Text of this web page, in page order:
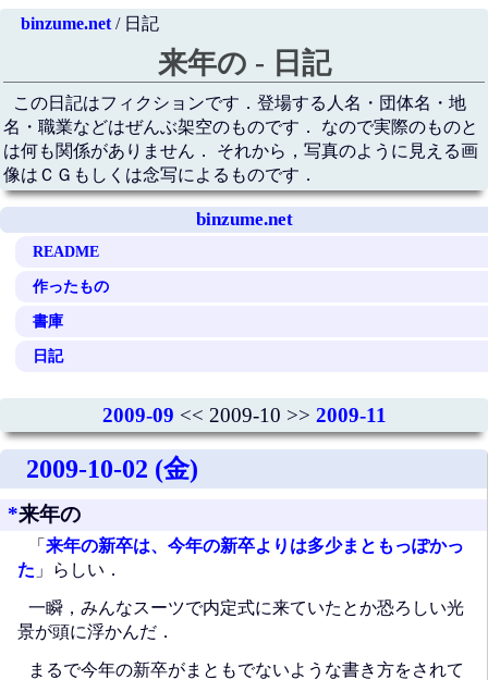
binzume.net/ 日記
来年の - 日記
この日記はフィクションです．登場する人名・団体名・地
名・職業などはぜんぶ架空のものです． なので実際のものと
は何も関係がありません． それから，写真のように見える画
像はＣＧもしくは念写によるものです．
binzume.net
README
作ったもの
書庫
日記
2009-09 << 2009-10 >> 2009-11
2009-10-02 (金)
*来年の
「 来年の新卒は、今年の新卒よりは多少まともっぽかっ
た 」らしい．
一瞬，みんなスーツで内定式に来ていたとか恐ろしい光
景が頭に浮かんだ．
まるで今年の新卒がまともでないような書き方をされて